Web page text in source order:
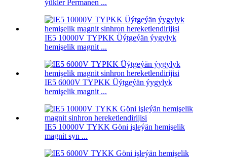
ýükler Permanen ...
IE5 10000V TYPKK Üýtgeýän ýygylyk
hemişelik magnit ...
IE5 6000V TYPKK Üýtgeýän ýygylyk
hemişelik magnit ...
IE5 10000V TYKK Göni işleýän hemişelik
magnit syn ...